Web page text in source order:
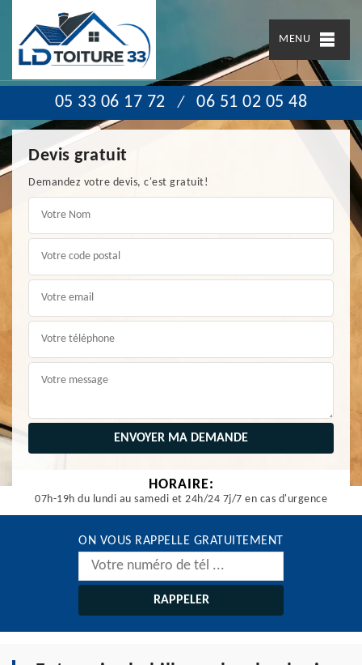
MENU
05 33 06 17 72 / 06 51 02 05 48
Devis gratuit
Demandez votre devis, c'est gratuit!
HORAIRE:
07h-19h du lundi au samedi et 24h/24 7j/7 en cas d'urgence
ON VOUS RAPPELLE GRATUITEMENT